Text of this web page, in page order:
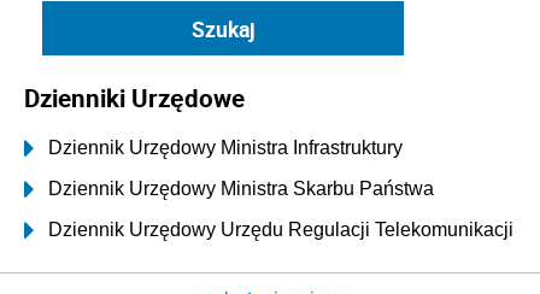
Dzienniki Urzędowe
Dziennik Urzędowy Ministra Infrastruktury
Dziennik Urzędowy Ministra Skarbu Państwa
Dziennik Urzędowy Urzędu Regulacji Telekomunikacji